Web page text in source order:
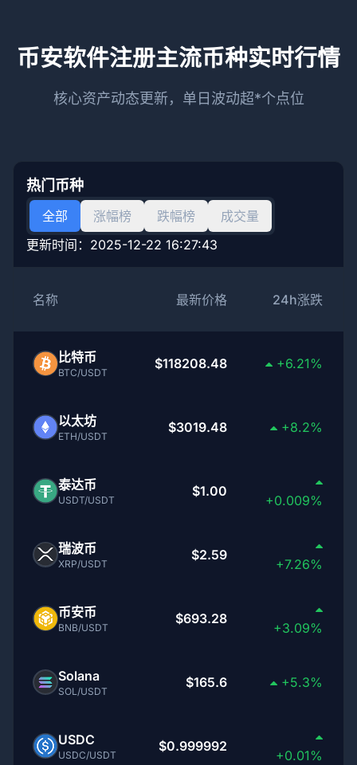
币安软件注册主流币种实时行情
核心资产动态更新，单日波动超*个点位
热门币种
全部 涨幅榜 跌幅榜
成交量
更新时间： 2025-12-22 16:27:43
名称 最新价格 24h涨跌
比特币
BTC/USDT
$118208.48 +6.21%
以太坊
ETH/USDT
$3019.48 +8.2%
泰达币
USDT/USDT
$1.00
+0.009%
瑞波币
XRP/USDT
$2.59
+7.26%
币安币
BNB/USDT
$693.28
+3.09%
Solana
SOL/USDT
$165.6 +5.3%
USDC
USDC/USDT
$0.999992
+0.01%